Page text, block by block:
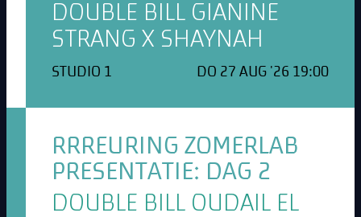
DOUBLE BILL GIANINE
STRANG X SHAYNAH
STUDIO 1 DO 27 AUG '26 19:00
RRREURING ZOMERLAB
PRESENTATIE: DAG 2
DOUBLE BILL OUDAIL EL